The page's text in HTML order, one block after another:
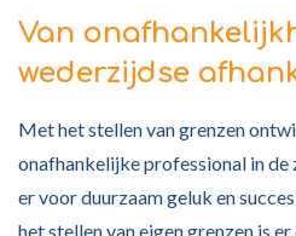
Van
wederzijdse
Met het stellen van grenzen
onafhankelijke professional in
er voor duurzaam geluk en
het stellen van eigen grenzen is